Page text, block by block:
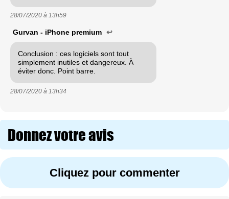
28/07/2020 à 13h59
Gurvan - iPhone premium ↩
Conclusion : ces logiciels sont tout
simplement inutiles et dangereux. À
éviter donc. Point barre.
28/07/2020 à 13h34
Donnez votre avis
Cliquez pour commenter